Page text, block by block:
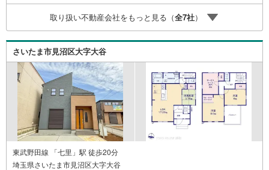
が直接ご対応ライフプランニング、かけつけサポート、Clu
b Offプレミアムなど多彩なサービスがございます
取り扱い不動産会社をもっと見る（全7社）
さいたま市見沼区大字大谷
東武野田線 「七里」駅 徒歩20分
埼玉県さいたま市見沼区大字大谷